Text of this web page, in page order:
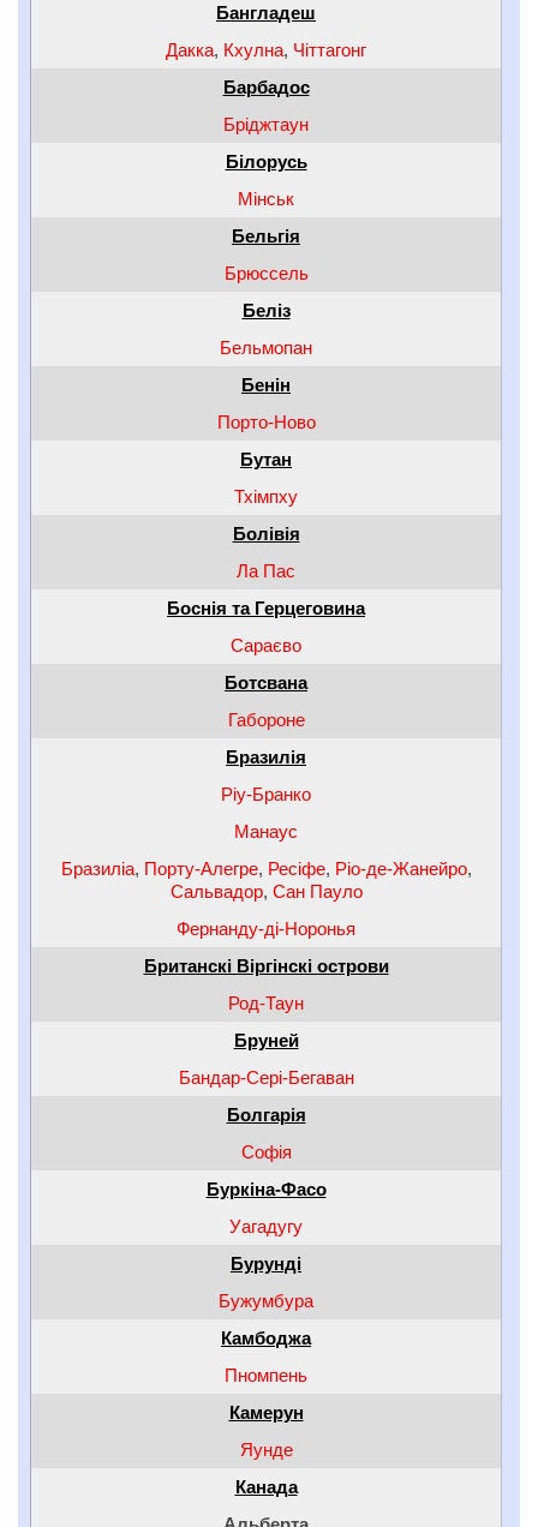
Бангладеш
Дакка, Кхулна, Чіттагонг
Барбадос
Бріджтаун
Білорусь
Мінськ
Бельгія
Брюссель
Беліз
Бельмопан
Бенін
Порто-Ново
Бутан
Тхімпху
Болівія
Ла Пас
Боснія та Герцеговина
Сараєво
Ботсвана
Габороне
Бразилія
Ріу-Бранко
Манаус
Бразиліа, Порту-Алегре, Ресіфе, Ріо-де-Жанейро,
Сальвадор, Сан Пауло
Фернанду-ді-Норонья
Британскі Віргінскі острови
Род-Таун
Бруней
Бандар-Сері-Бегаван
Болгарія
Софія
Буркіна-Фасо
Уагадугу
Бурунді
Бужумбура
Камбоджа
Пномпень
Камерун
Яунде
Канада